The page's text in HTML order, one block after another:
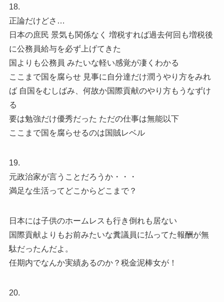
18.
正論だけどさ…
日本の庶民 景気も関係なく 増税すれば過去何回も増税後
に公務員給与を必ず上げてきた
国よりも公務員 みたいな軽い感覚が凄くわかる
ここまで国を腐らせ 見事に自分達だけ潤うやり方をみれ
ば 自国をむしばみ、何故か国際貢献のやり方もうなずけ
る
要は勉強だけ優秀だった ただの仕事は無能以下
ここまで国を腐らせるのは国賊レベル
19.
元政治家が言うことだろうか・・・
満足な生活ってどこからどこまで？
日本には子供のホームレスも行き倒れも居ない
国際貢献よりもお前みたいな糞議員に払ってた報酬が無
駄だったんだよ。
任期内でなんか実績あるのか？税金泥棒女が！
20.